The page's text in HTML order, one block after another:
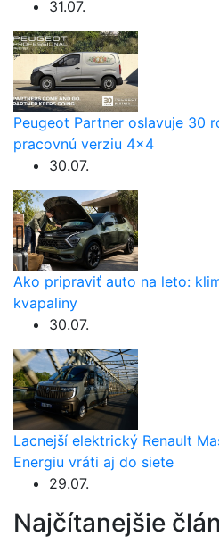
31.07.
Peugeot Partner oslavuje 30
pracovnú verziu 4×4
30.07.
Ako pripraviť auto na leto:
kvapaliny
30.07.
Lacnejší elektrický Renault
Energiu vráti aj do siete
29.07.
Najčítanejšie